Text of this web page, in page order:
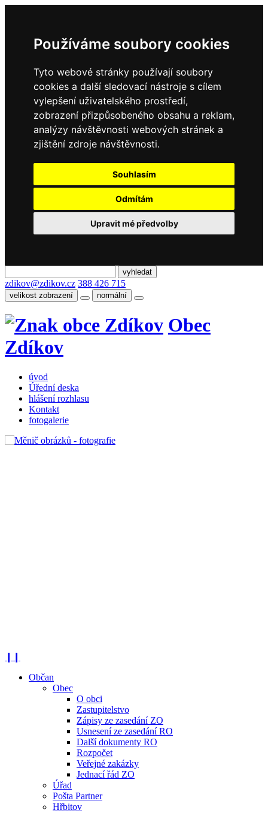
Používáme soubory cookies
Tyto webové stránky používají soubory
cookies a další sledovací nástroje s cílem
vylepšení uživatelského prostředí,
zobrazení přizpůsobeného obsahu a reklam,
analýzy návštěvnosti webových stránek a
zjištění zdroje návštěvnosti.
Souhlasím
Odmítám
Upravit mé předvolby
zdikov@zdikov.cz 388 426 715
velikost zobrazení normální
Obec
Zdíkov
úvod
Úřední deska
hlášení rozhlasu
Kontakt
fotogalerie
Občan
Obec
O obci
Zastupitelstvo
Zápisy ze zasedání ZO
Usnesení ze zasedání RO
Další dokumenty RO
Rozpočet
Veřejné zakázky
Jednací řád ZO
Úřad
Pošta Partner
Hřbitov